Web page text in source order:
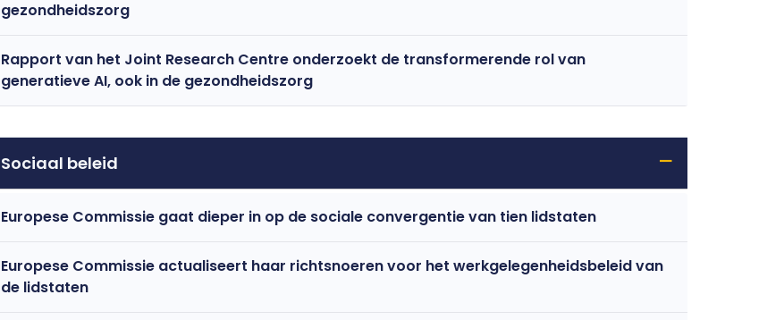
gezondheidszorg
Rapport van het Joint Research Centre onderzoekt de transformerende rol van
generatieve AI, ook in de gezondheidszorg
Sociaal beleid
Europese Commissie gaat dieper in op de sociale convergentie van tien lidstaten
Europese Commissie actualiseert haar richtsnoeren voor het werkgelegenheidsbeleid van
de lidstaten